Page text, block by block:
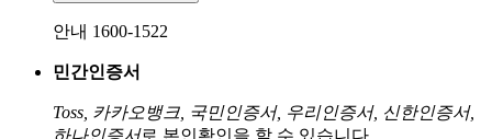
안내 1600-1522
민간인증서
Toss, 카카오뱅크, 국민인증서, 우리인증서, 신한인증서,